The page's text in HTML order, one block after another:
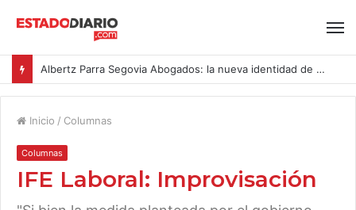
Albertz Parra Segovia Abogados: la nueva identidad de Segovia Consulting
Inicio / Columnas
Columnas
IFE Laboral: Improvisación